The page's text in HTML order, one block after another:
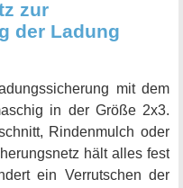
zur
der Ladung
mit dem
in der Größe 2x3.
Rindenmulch oder
hält alles fest
ein Verrutschen der